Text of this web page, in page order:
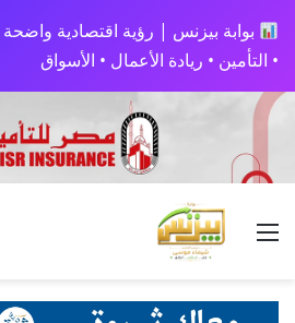
بوابة بيزنس | رؤية اقتصادية واضحة
• التأمين • ريادة الأعمال • الأسواق
القائمة